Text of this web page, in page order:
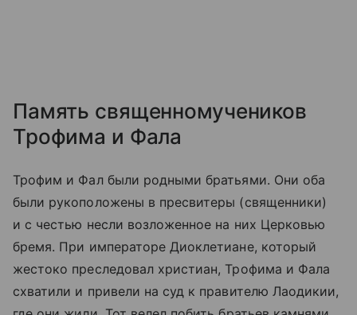
Память священномучеников
Трофима и Фала
Трофим и Фал были родными братьями. Они оба
были рукоположены в пресвитеры (священники)
и с честью несли возложенное на них Церковью
бремя. При императоре Диоклетиане, который
жестоко преследовал христиан, Трофима и Фала
схватили и привели на суд к правителю Лаодикии,